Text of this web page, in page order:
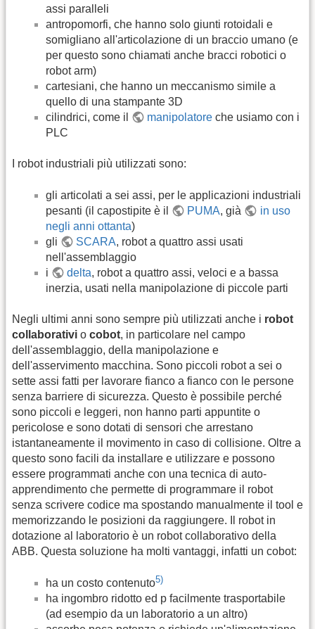
assi paralleli
antropomorfi, che hanno solo giunti rotoidali e
somigliano all'articolazione di un braccio umano (e
per questo sono chiamati anche bracci robotici o
robot arm)
cartesiani, che hanno un meccanismo simile a
quello di una stampante 3D
cilindrici, come il
manipolatore che usiamo con i
PLC
I robot industriali più utilizzati sono:
gli articolati a sei assi, per le applicazioni industriali
pesanti (il capostipite è il
PUMA, già
in uso
negli anni ottanta)
gli
SCARA, robot a quattro assi usati
nell'assemblaggio
i
delta, robot a quattro assi, veloci e a bassa
inerzia, usati nella manipolazione di piccole parti
Negli ultimi anni sono sempre più utilizzati anche i robot
collaborativi o cobot, in particolare nel campo
dell'assemblaggio, della manipolazione e
dell'asservimento macchina. Sono piccoli robot a sei o
sette assi fatti per lavorare fianco a fianco con le persone
senza barriere di sicurezza. Questo è possibile perché
sono piccoli e leggeri, non hanno parti appuntite o
pericolose e sono dotati di sensori che arrestano
istantaneamente il movimento in caso di collisione. Oltre a
questo sono facili da installare e utilizzare e possono
essere programmati anche con una tecnica di auto-
apprendimento che permette di programmare il robot
senza scrivere codice ma spostando manualmente il tool e
memorizzando le posizioni da raggiungere. Il robot in
dotazione al laboratorio è un robot collaborativo della
ABB. Questa soluzione ha molti vantaggi, infatti un cobot:
ha un costo contenuto5)
ha ingombro ridotto ed p facilmente trasportabile
(ad esempio da un laboratorio a un altro)